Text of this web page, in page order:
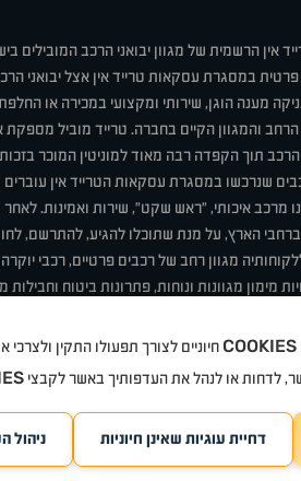
אין הרשמית של מגוון יבואני הרכב המובילים
במסגרת עסקאות טרייד אין אצל יבואני
מענה הוגן, שירותי ומקצועי במכירה או
והמגוון הקיים בחברה. טרייד מוביל מספקת
תוך הקפדה רבה מאוד למוניטין המוכר בזכות
שנרכשו במסגרת עסקאות הטרייד אין
מרכב איכותי, "ראש שקט", שירות ואמינות.
ברחבי הארץ, על מנת שתוכלו להגיע, להתרשם,
מגוון רחב של רכבים פרטיים, רכבי
מימון מגוונות ונוחות, פתרונות ביטוח
אופלפיג'וMG
Geelyמזדהבי ווי דיצ'ריטסלה
ריגו מרקטינג - קידום אתרים
COOKIESחיוניים לצורך תפעולו התקין
לדחות או לנהל את העדפותיך באשר לקבצי
דחיית עוגיות שאינן חיוניות ניהול